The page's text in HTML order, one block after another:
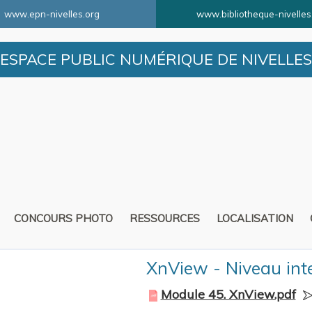
www.epn-nivelles.org www.bibliotheque-
ESPACE PUBLIC NUMÉRIQUE DE NIVELLES
CONCOURS PHOTO RESSOURCES LOCALISATION
XnView - Niveau
Module 45. XnView.pdf